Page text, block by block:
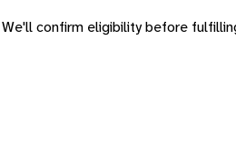
confirm eligibility before